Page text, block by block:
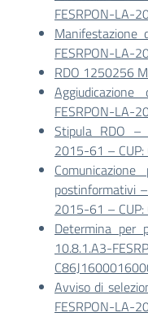
FESRPON-LA-
FESRPON-LA-
RDO 1250256
FESRPON-LA-
Stipula RDO –
2015-61 –
postinformativi
2015-61 –
Determina per
10.8.1.A3-
Avviso di
FESRPON-LA-